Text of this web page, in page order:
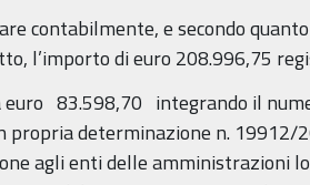
contabilmente, e secondo
l’importo di euro 208.996,75
83.598,70 integrando il
propria determinazione n. 19912/
agli enti delle amministrazioni